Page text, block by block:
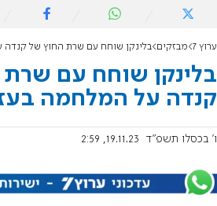
ערוץ 7 מבזקים בלינקן שוחח עם שרת החוץ של
בלינקן שוחח עם
קנדה על המלחמה
ו' בכסלו תשפ"ד 19.11.23, 2:59